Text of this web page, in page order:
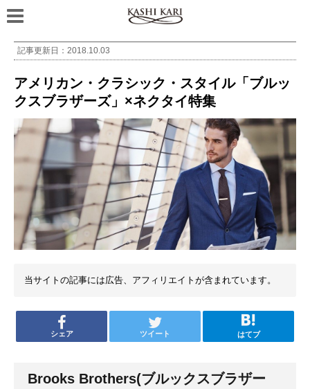
記事更新日： 2018.10.03
アメリカン・クラシック・スタイル「ブルッ
クスブラザーズ」×ネクタイ特集
当サイトの記事には広告、アフィリエイトが含まれています。
シェア ツイート はてブ
Brooks Brothers(ブルックスブラザー